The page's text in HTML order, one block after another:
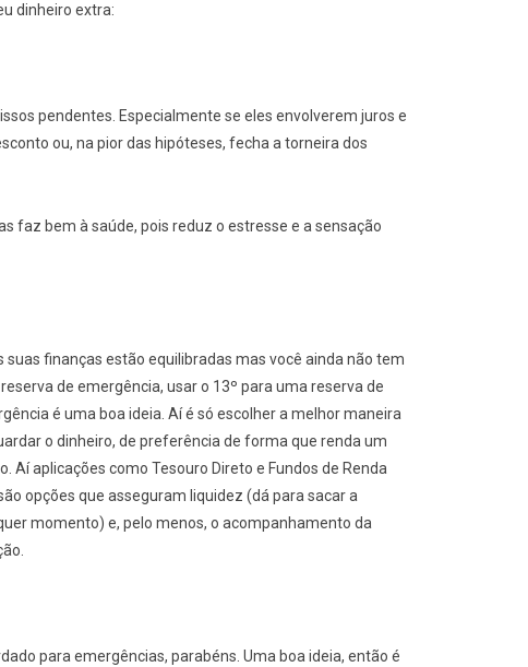
dinheiro extra:
pendentes. Especialmente se eles envolverem juros e
ou, na pior das hipóteses, fecha a torneira dos
faz bem à saúde, pois reduz o estresse e a sensação
suas finanças estão equilibradas mas você ainda não tem
de emergência, usar o 13º para uma reserva de
é uma boa ideia. Aí é só escolher a melhor maneira
o dinheiro, de preferência de forma que renda um
Aí aplicações como Tesouro Direto e Fundos de Renda
opções que asseguram liquidez (dá para sacar a
momento) e, pelo menos, o acompanhamento da
para emergências, parabéns. Uma boa ideia, então é